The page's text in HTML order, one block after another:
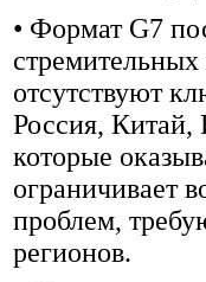
• Формат G7
отсутствуют
Россия, Китай,
которые
ограничивает
проблем,
регионов.